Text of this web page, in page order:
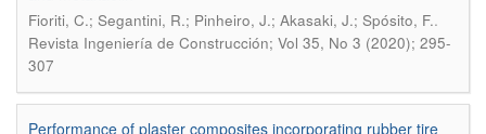
Fioriti, C.; Segantini, R.; Pinheiro, J.; Akasaki, J.; Spósito, F..
Revista Ingeniería de Construcción; Vol 35, No 3 (2020); 295-
307
Performance of plaster composites incorporating rubber tire